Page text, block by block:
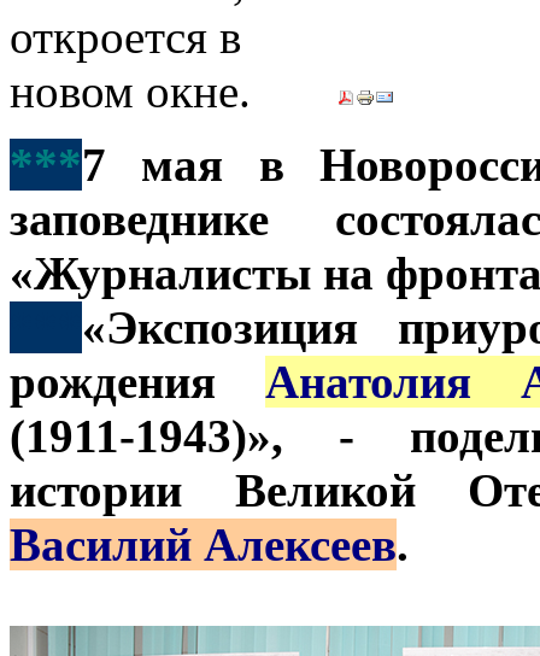
***7 мая в
заповеднике
«Журналисты на
«Экспозиция
рождения Анатолия
(1911-1943)», -
истории Великой
Василий Алексеев.